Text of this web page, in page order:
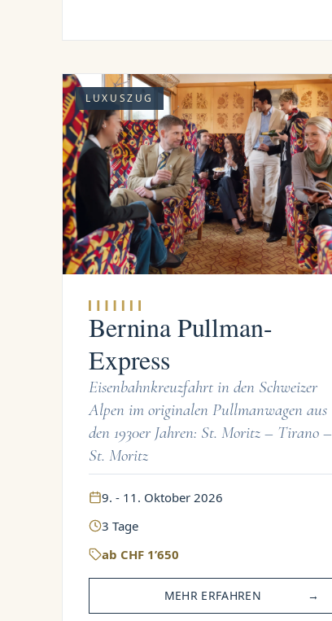
LUXUSZUG
Bernina Pullman-
Express
Eisenbahnkreuzfahrt in den Schweizer
Alpen im originalen Pullmanwagen aus
den 1930er Jahren: St. Moritz – Tirano –
St. Moritz
9. - 11. Oktober 2026
3 Tage
ab CHF 1’650
MEHR ERFAHREN →